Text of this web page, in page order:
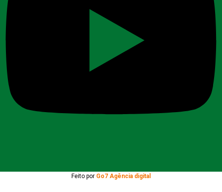
Feito por Go7 Agência digital